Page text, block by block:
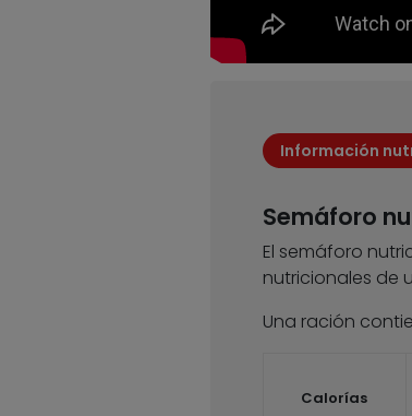
Información
Semáforo
El semáforo
nutricionales de
Una ración
Calorías